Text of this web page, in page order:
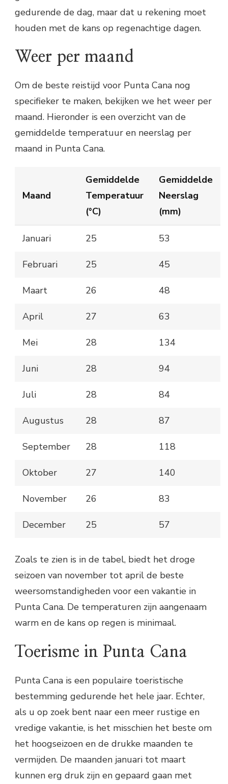
gedurende de dag, maar dat u rekening moet
houden met de kans op regenachtige dagen.
Weer per maand
Om de beste reistijd voor Punta Cana nog
specifieker te maken, bekijken we het weer per
maand. Hieronder is een overzicht van de
gemiddelde temperatuur en neerslag per
maand in Punta Cana.
Maand
Gemiddelde
Temperatuur
(°C)
Gemiddelde
Neerslag
(mm)
Januari 25 53
Februari 25 45
Maart 26 48
April 27 63
Mei 28 134
Juni 28 94
Juli 28 84
Augustus 28 87
September 28 118
Oktober 27 140
November 26 83
December 25 57
Zoals te zien is in de tabel, biedt het droge
seizoen van november tot april de beste
weersomstandigheden voor een vakantie in
Punta Cana. De temperaturen zijn aangenaam
warm en de kans op regen is minimaal.
Toerisme in Punta Cana
Punta Cana is een populaire toeristische
bestemming gedurende het hele jaar. Echter,
als u op zoek bent naar een meer rustige en
vredige vakantie, is het misschien het beste om
het hoogseizoen en de drukke maanden te
vermijden. De maanden januari tot maart
kunnen erg druk zijn en gepaard gaan met